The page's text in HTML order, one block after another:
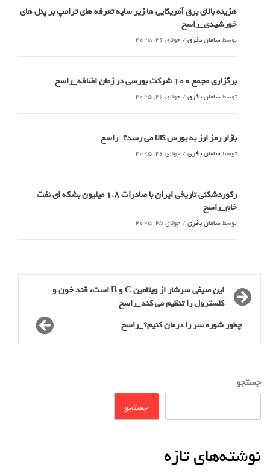
هزینه بالای برق آمریکایی ها زیر سایه تعرفه های ترامپ بر پنل های
خورشیدی_راسخ
توسطسامان باقری / جولای 26, 2025
برگزاری مجمع 100 شرکت بورسی در زمان اضافه_راسخ
توسطسامان باقری / جولای 26, 2025
بازار رمز ارز به بورس کالا می رسد؟_راسخ
توسطسامان باقری / جولای 26, 2025
رکوردشکنی تاریخی ایران با صادرات 1.8 میلیون بشکه ای نفت
خام_راسخ
توسطسامان باقری / جولای 25, 2025
این صیفی سرشار از ویتامین C و B است، قند خون و
کلسترول را تنظیم می کند_راسخ
چطور شوره سر را درمان کنیم؟_راسخ
جستجو
جستجو
نوشته‌های تازه